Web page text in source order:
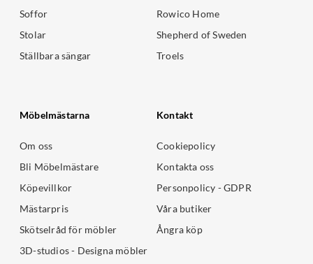
Soffor
Stolar
Ställbara sängar
Rowico Home
Shepherd of Sweden
Troels
Möbelmästarna
Om oss
Bli Möbelmästare
Köpevillkor
Mästarpris
Skötselråd för möbler
3D-studios - Designa möbler
Kontakt
Cookiepolicy
Kontakta oss
Personpolicy - GDPR
Våra butiker
Ångra köp